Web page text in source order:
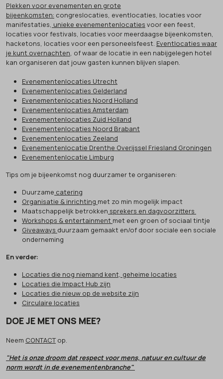
Plekken voor evenementen en grote
bijeenkomsten: congreslocaties, eventlocaties, locaties voor
manifestaties, unieke evenementenlocaties voor een feest,
locaties voor festivals, locaties voor meerdaagse bijeenkomsten,
hacketons, locaties voor een personeelsfeest. Eventlocaties waar
je kunt overnachten, of waar de locatie in een nabijgelegen hotel
kan organiseren dat jouw gasten kunnen blijven slapen.
Evenementenlocaties Utrecht
Evenementenlocaties Gelderland
Evenementenlocaties Noord Holland
Evenementenlocaties Amsterdam
Evenementenlocaties Zuid Holland
Evenementenlocaties Noord Brabant
Evenementenlocaties Zeeland
Evenementenlocatie Drenthe Overijssel Friesland Groningen
Evenementenlocatie Limburg
Tips om je bijeenkomst nog duurzamer te organiseren:
Duurzame catering
Organisatie & inrichting met zo min mogelijk impact
Maatschappelijk betrokken sprekers en dagvoorzitters
Workshops & entertainment met een groen of sociaal tintje
Giveaways duurzaam gemaakt en/of door sociale een sociale
onderneming
En verder:
Locaties die nog niemand kent, geheime locaties
Locaties die Impact Hub zijn
Locaties die nieuw op de website zijn
Circulaire locaties
DOE JE MET ONS MEE?
Neem CONTACTop.
"Het is onze droom dat respect voor mens, natuur en cultuur de
norm wordt in de evenementenbranche"